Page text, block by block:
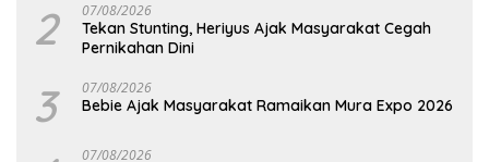
2 07/08/2026
Tekan Stunting, Heriyus Ajak Masyarakat Cegah
Pernikahan Dini
3 07/08/2026
Bebie Ajak Masyarakat Ramaikan Mura Expo 2026
07/08/2026